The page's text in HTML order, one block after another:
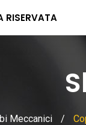
RISERVATA
Meccanici /